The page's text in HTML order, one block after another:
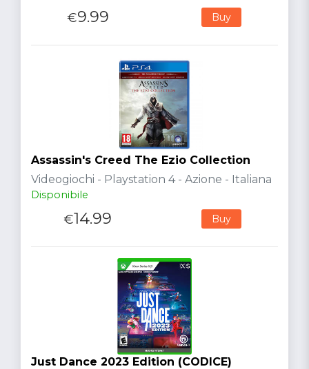
€9.99 Buy
Assassin's Creed The Ezio Collection
Videogiochi - Playstation 4 - Azione - Italiana
Disponibile
€14.99 Buy
Just Dance 2023 Edition (CODICE)